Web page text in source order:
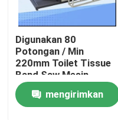
Rumah
Produk
Tentang Kami
Digunakan 80
Potongan / Min
220mm Toilet Tissue
Band Saw Mesin
Pemotong
mengirimkan